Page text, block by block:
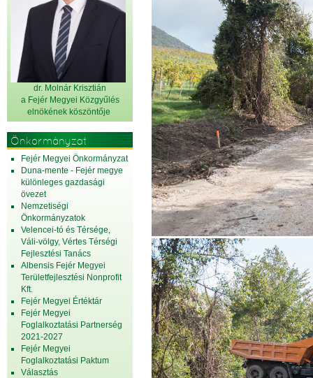
dr. Molnár Krisztián
a Fejér Megyei Közgyűlés
elnökének köszöntője
Önkormányzat
Fejér Megyei Önkormányzat
Duna-mente - Fejér megye
különleges gazdasági
övezet
Nemzetiségi
Önkormányzatok
Velencei-tó és Térsége,
Váli-völgy, Vértes Térségi
Fejlesztési Tanács
Albensis Fejér Megyei
Területfejlesztési Nonprofit
Kft.
Fejér Megyei Értéktár
Fejér Megyei
Foglalkoztatási Partnerség
2021-2027
Fejér Megyei
Foglalkoztatási Paktum
Választás